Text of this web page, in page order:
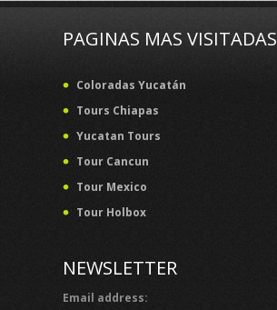
PAGINAS MAS VISITADAS
Coloradas Yucatán
Tours Chiapas
Yucatan Tours
Tour Cancun
Tour Mexico
Tour Holbox
NEWSLETTER
Email address: